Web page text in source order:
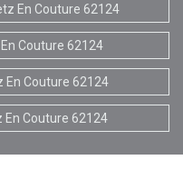
En Couture 62124
Couture 62124
En Couture 62124
Couture 62124